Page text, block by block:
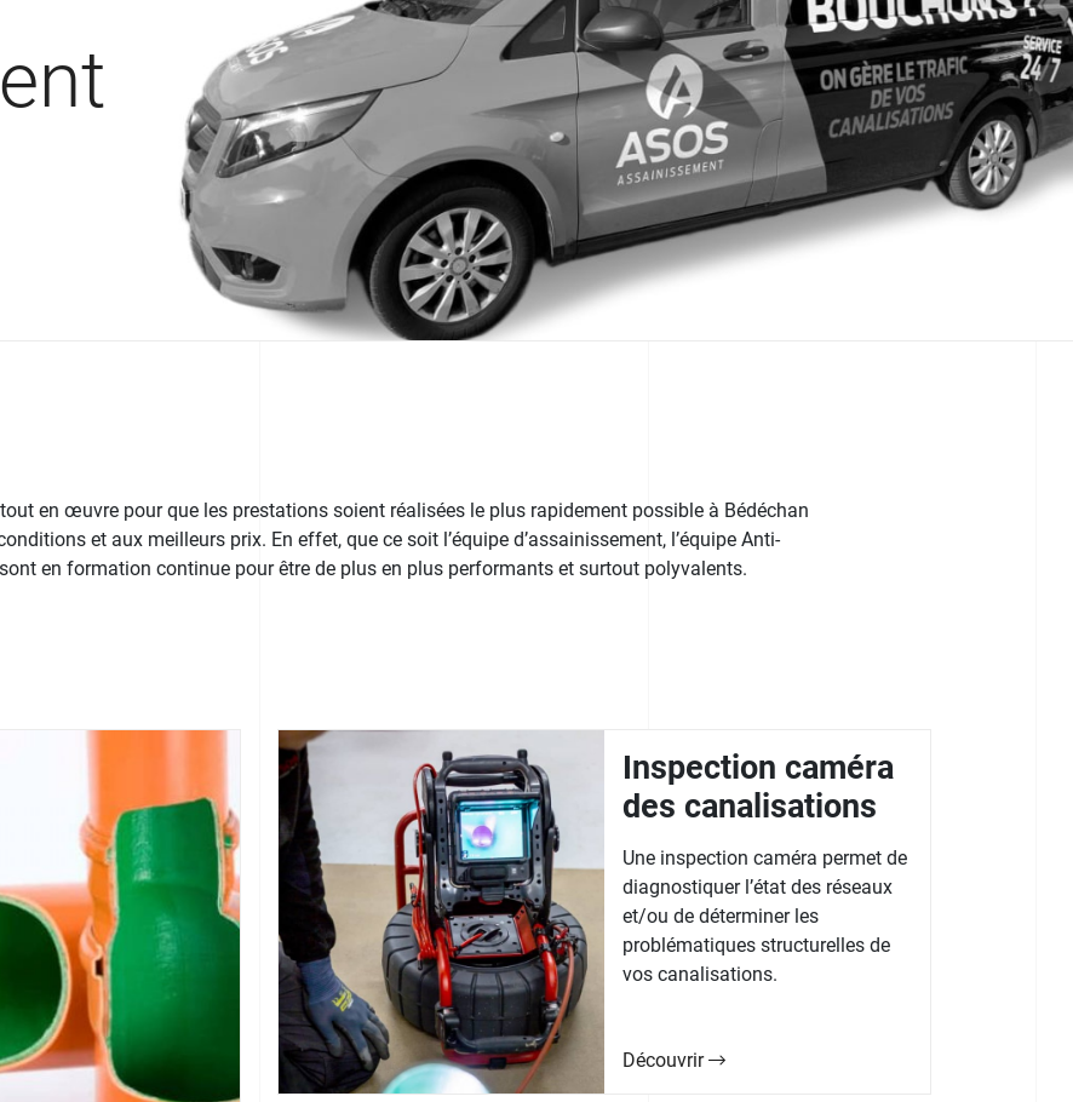
en œuvre pour que les prestations soient réalisées le plus rapidement possible à Bédéchan
et aux meilleurs prix. En effet, que ce soit l’équipe d’assainissement, l’équipe Anti-
en formation continue pour être de plus en plus performants et surtout polyvalents.
Inspection caméra
des canalisations
Une inspection caméra permet de
diagnostiquer l’état des réseaux
et/ou de déterminer les
problématiques structurelles de
vos canalisations.
Découvrir